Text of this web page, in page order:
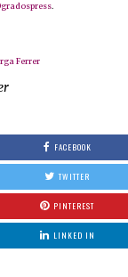
Ferrer
FACEBOOK
TWITTER
PINTEREST
LINKED IN